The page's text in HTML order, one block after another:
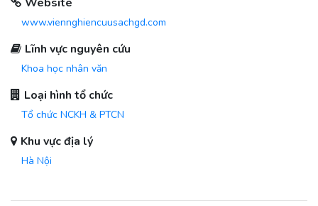
www.viennghiencuusachgd.com
Lĩnh vực nguyên cứu
Khoa học nhân văn
Loại hình tổ chức
Tổ chức NCKH & PTCN
Khu vực địa lý
Hà Nội